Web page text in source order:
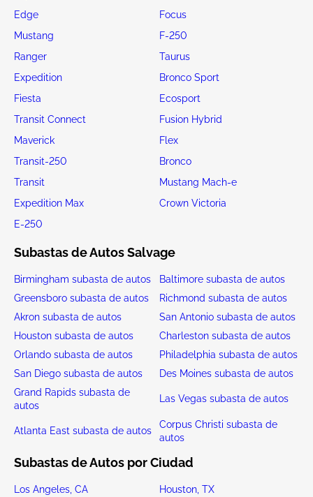
Edge
Focus
Mustang
F-250
Ranger
Taurus
Expedition
Bronco Sport
Fiesta
Ecosport
Transit Connect
Fusion Hybrid
Maverick
Flex
Transit-250
Bronco
Transit
Mustang Mach-e
Expedition Max
Crown Victoria
E-250
Subastas de Autos Salvage
Birmingham subasta de autos
Baltimore subasta de autos
Greensboro subasta de autos
Richmond subasta de autos
Akron subasta de autos
San Antonio subasta de autos
Houston subasta de autos
Charleston subasta de autos
Orlando subasta de autos
Philadelphia subasta de autos
San Diego subasta de autos
Des Moines subasta de autos
Grand Rapids subasta de
autos
Las Vegas subasta de autos
Atlanta East subasta de autos
Corpus Christi subasta de
autos
Subastas de Autos por Ciudad
Los Angeles, CA
Houston, TX